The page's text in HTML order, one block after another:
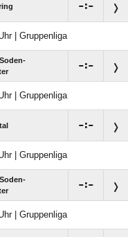
:
| Gruppenliga
:
| Gruppenliga
:
| Gruppenliga
:
| Gruppenliga